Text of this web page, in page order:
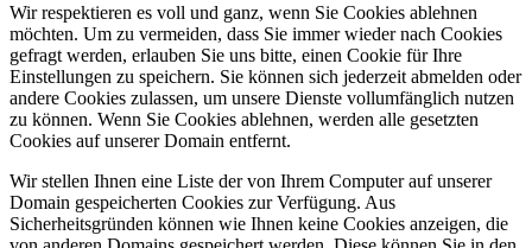
Wir respektieren es voll und ganz, wenn Sie Cookies ablehnen
möchten. Um zu vermeiden, dass Sie immer wieder nach Cookies
gefragt werden, erlauben Sie uns bitte, einen Cookie für Ihre
Einstellungen zu speichern. Sie können sich jederzeit abmelden oder
andere Cookies zulassen, um unsere Dienste vollumfänglich nutzen
zu können. Wenn Sie Cookies ablehnen, werden alle gesetzten
Cookies auf unserer Domain entfernt.
Wir stellen Ihnen eine Liste der von Ihrem Computer auf unserer
Domain gespeicherten Cookies zur Verfügung. Aus
Sicherheitsgründen können wie Ihnen keine Cookies anzeigen, die